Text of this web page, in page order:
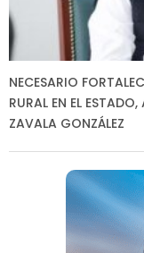
NECESARIO
RURAL EN EL
ZAVALA GONZÁLEZ